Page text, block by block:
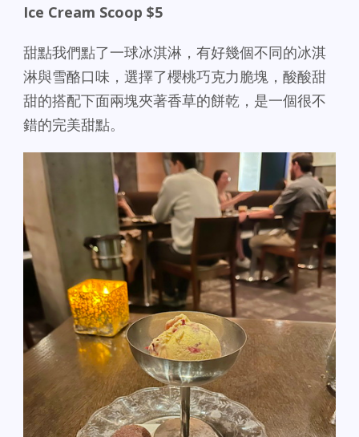
Ice Cream Scoop $5
甜點我們點了一球冰淇淋，有好幾個不同的冰淇
淋與雪酪口味，選擇了櫻桃巧克力脆塊，酸酸甜
甜的搭配下面兩塊夾著香草的餅乾，是一個很不
錯的完美甜點。